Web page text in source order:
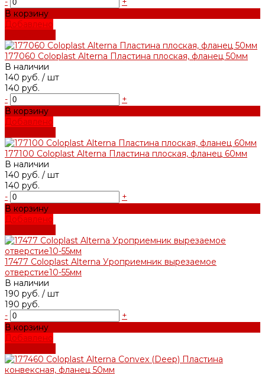
В корзину
Добавлено
177060 Coloplast Alterna Пластина плоская, фланец 50мм
В наличии
140 руб. / шт
140 руб.
-
+
В корзину
Добавлено
177100 Coloplast Alterna Пластина плоская, фланец 60мм
В наличии
140 руб. / шт
140 руб.
-
+
В корзину
Добавлено
17477 Coloplast Alterna Уроприемник вырезаемое
отверстие10-55мм
В наличии
190 руб. / шт
190 руб.
-
+
В корзину
Добавлено